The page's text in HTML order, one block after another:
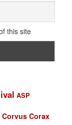
this site
ASP
Corvus Corax